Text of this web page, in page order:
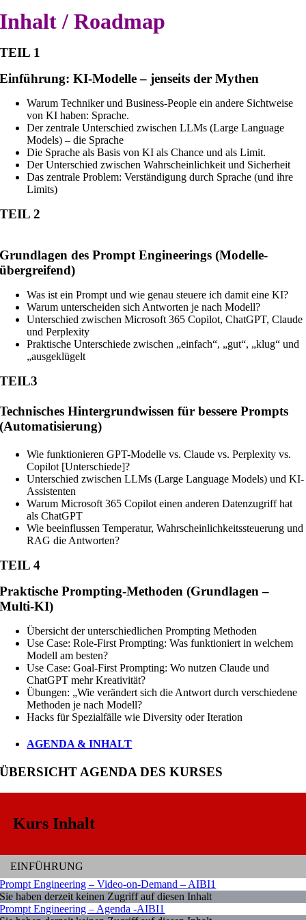
Inhalt / Roadmap
TEIL 1
Einführung: KI-Modelle – jenseits der Mythen
Warum Techniker und Business-People ein andere Sichtweise
von KI haben: Sprache.
Der zentrale Unterschied zwischen LLMs (Large Language
Models) – die Sprache
Die Sprache als Basis von KI als Chance und als Limit.
Der Unterschied zwischen Wahrscheinlichkeit und Sicherheit
Das zentrale Problem: Verständigung durch Sprache (und ihre
Limits)
TEIL 2
Grundlagen des Prompt Engineerings (Modelle-
übergreifend)
Was ist ein Prompt und wie genau steuere ich damit eine KI?
Warum unterscheiden sich Antworten je nach Modell?
Unterschied zwischen Microsoft 365 Copilot, ChatGPT, Claude
und Perplexity
Praktische Unterschiede zwischen „einfach“, „gut“, „klug“ und
„ausgeklügelt
TEIL3
Technisches Hintergrundwissen für bessere Prompts
(Automatisierung)
Wie funktionieren GPT-Modelle vs. Claude vs. Perplexity vs.
Copilot [Unterschiede]?
Unterschied zwischen LLMs (Large Language Models) und KI-
Assistenten
Warum Microsoft 365 Copilot einen anderen Datenzugriff hat
als ChatGPT
Wie beeinflussen Temperatur, Wahrscheinlichkeitssteuerung und
RAG die Antworten?
TEIL 4
PraktischePrompting-Methoden (Grundlagen –
Multi-KI)
Übersicht der unterschiedlichen Prompting Methoden
Use Case: Role-First Prompting: Was funktioniert in welchem
Modell am besten?
Use Case: Goal-First Prompting: Wo nutzen Claude und
ChatGPT mehr Kreativität?
Übungen: „Wie verändert sich die Antwort durch verschiedene
Methoden je nach Modell?
Hacks für Spezialfälle wie Diversity oder Iteration
AGENDA & INHALT
ÜBERSICHT AGENDA DES KURSES
Kurs Inhalt
EINFÜHRUNG
Prompt Engineering – Video-on-Demand – AIBI1
Sie haben derzeit keinen Zugriff auf diesen Inhalt
Prompt Engineering – Agenda -AIBI1